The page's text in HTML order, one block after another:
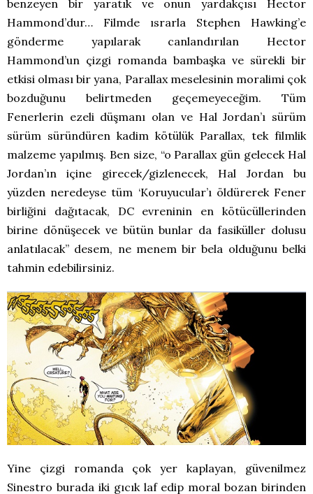
benzeyen bir yaratık ve onun yardakçısı Hector
Hammond’dur… Filmde ısrarla Stephen Hawking’e
gönderme yapılarak canlandırılan Hector
Hammond’un çizgi romanda bambaşka ve sürekli bir
etkisi olması bir yana, Parallax meselesinin moralimi çok
bozduğunu belirtmeden geçemeyeceğim. Tüm
Fenerlerin ezeli düşmanı olan ve Hal Jordan’ı sürüm
sürüm süründüren kadim kötülük Parallax, tek filmlik
malzeme yapılmış. Ben size, “o Parallax gün gelecek Hal
Jordan’ın içine girecek/gizlenecek, Hal Jordan bu
yüzden neredeyse tüm ‘Koruyucular’ı öldürerek Fener
birliğini dağıtacak, DC evreninin en kötücüllerinden
birine dönüşecek ve bütün bunlar da fasiküller dolusu
anlatılacak” desem, ne menem bir bela olduğunu belki
tahmin edebilirsiniz.
Yine çizgi romanda çok yer kaplayan, güvenilmez
Sinestro burada iki gıcık laf edip moral bozan birinden